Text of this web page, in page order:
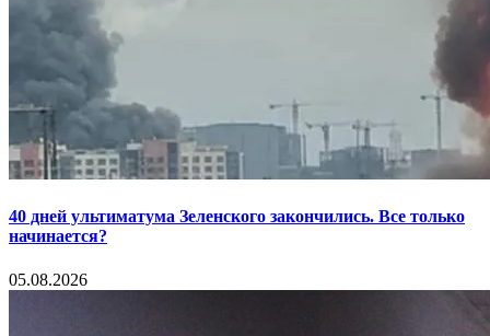
40 дней ультиматума Зеленского закончились. Все только
начинается?
05.08.2026